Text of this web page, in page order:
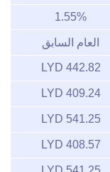
1.55%
العام السابق
442.82 LYD
409.24 LYD
541.25 LYD
408.57 LYD